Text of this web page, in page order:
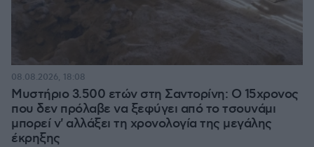
Μυστήριο 3.500 ετών στη Σαντορίνη: Ο 15χρονος
που δεν πρόλαβε να ξεφύγει από το τσουνάμι
μπορεί ν' αλλάξει τη χρονολογία της μεγάλης
έκρηξης
08.08.2026, 18:08